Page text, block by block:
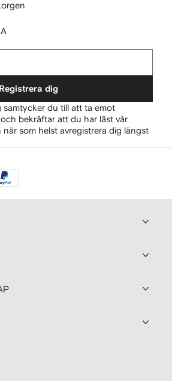
Registrera dig
samtycker du till att ta emot
bekräftar att du har läst vår
när som helst avregistrera dig längst